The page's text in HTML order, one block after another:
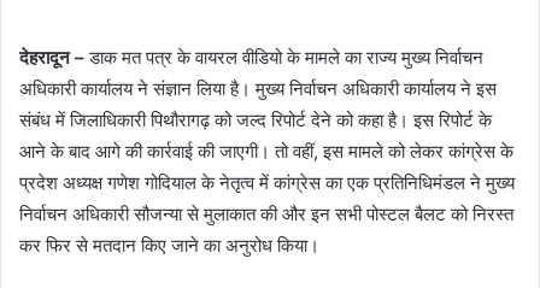
देहरादून –डाक मत पत्र के वायरल वीडियो के मामले का राज्य मुख्य निर्वाचन
अधिकारी कार्यालय ने संज्ञान लिया है। मुख्य निर्वाचन अधिकारी कार्यालय ने इस
संबंध में जिलाधिकारी पिथौरागढ़ को जल्द रिपोर्ट देने को कहा है। इस रिपोर्ट के
आने के बाद आगे की कार्रवाई की जाएगी। तो वहीं, इस मामले को लेकर कांग्रेस के
प्रदेश अध्यक्ष गणेश गोदियाल के नेतृत्व में कांग्रेस का एक प्रतिनिधिमंडल ने मुख्य
निर्वाचन अधिकारी सौजन्या से मुलाकात की और इन सभी पोस्टल बैलट को निरस्त
कर फिर से मतदान किए जाने का अनुरोध किया।